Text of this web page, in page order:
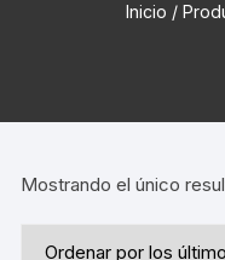
Inicio /
Mostrando el único